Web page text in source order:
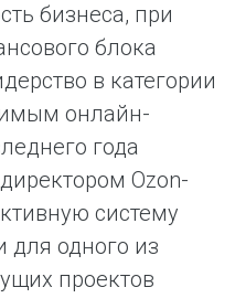
бизнеса, при
блока
в категории
онлайн-
года
Ozon-
систему
одного из
проектов